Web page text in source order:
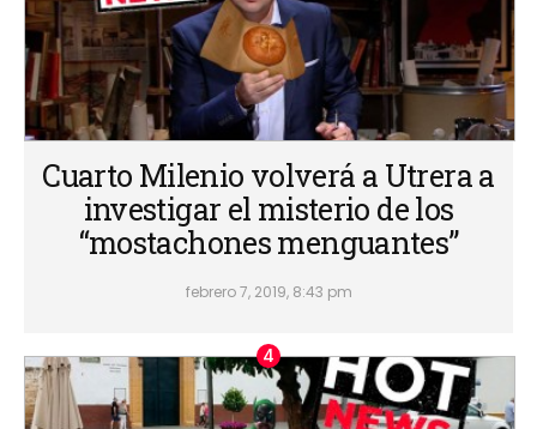
Cuarto Milenio volverá a Utrera a
investigar el misterio de los
“mostachones menguantes”
febrero 7, 2019, 8:43 pm